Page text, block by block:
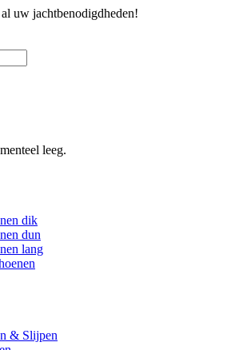
uw jachtbenodigdheden!
leeg.
dik
dun
lang
& Slijpen